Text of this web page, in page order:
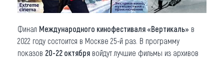
Финал Международного кинофестиваля «Вертикаль» в
2022 году состоится в Москве 25-й раз. В программу
показов 20-22 октября войдут лучшие фильмы из архивов